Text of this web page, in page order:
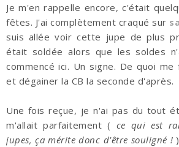
Je m'en rappelle encore, c'était
fêtes. J'ai complètement craqué sur
suis allée voir cette jupe de plus
était soldée alors que les soldes
commencé ici. Un signe. De quoi
et dégainer la CB la seconde d'après.
Une fois reçue, je n'ai pas du tout
m'allait parfaitement ( ce qui est
jupes, ça mérite donc d'être souligné !